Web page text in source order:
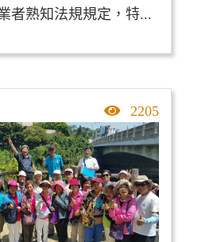
者熟知法規規定，特...
點擊率
2205